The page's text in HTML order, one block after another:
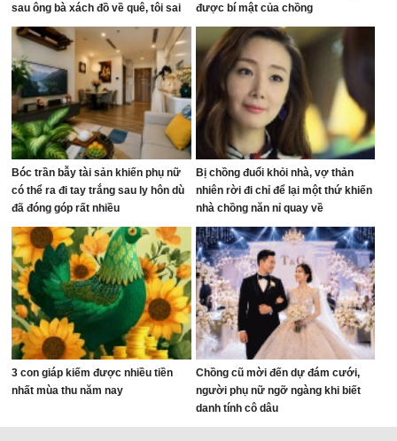
sau ông bà xách đồ về quê, tôi sai
ở đâu?
được bí mật của chồng
Bóc trần bẫy tài sản khiến phụ nữ
có thể ra đi tay trắng sau ly hôn dù
đã đóng góp rất nhiều
Bị chồng đuổi khỏi nhà, vợ thản
nhiên rời đi chỉ để lại một thứ khiến
nhà chồng năn nỉ quay về
3 con giáp kiếm được nhiều tiền
nhất mùa thu năm nay
Chồng cũ mời đến dự đám cưới,
người phụ nữ ngỡ ngàng khi biết
danh tính cô dâu